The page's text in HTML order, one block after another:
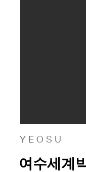
Y E O S U
여수세계